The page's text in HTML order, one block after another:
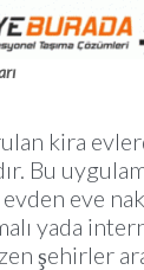
kira
Bu
evden eve
yada
şehirler